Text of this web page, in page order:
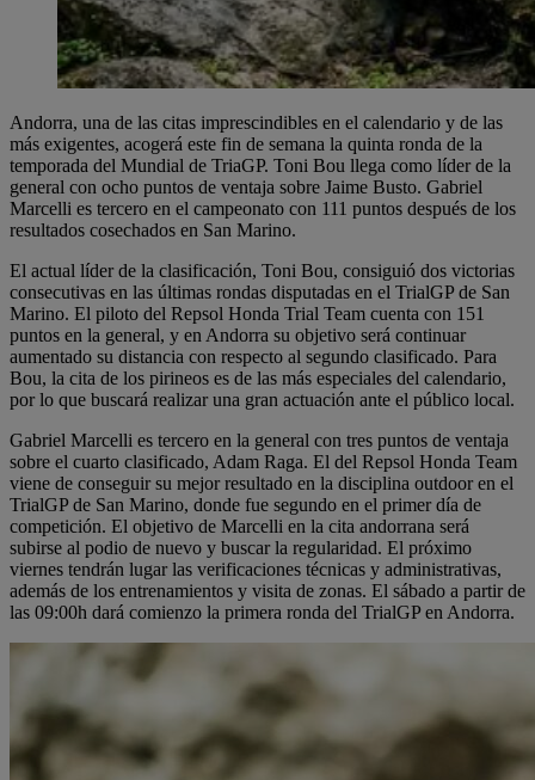
Andorra, una de las citas imprescindibles en el calendario y de las
más exigentes, acogerá este fin de semana la quinta ronda de la
temporada del Mundial de TriaGP. Toni Bou llega como líder de la
general con ocho puntos de ventaja sobre Jaime Busto. Gabriel
Marcelli es tercero en el campeonato con 111 puntos después de los
resultados cosechados en San Marino.
El actual líder de la clasificación, Toni Bou, consiguió dos victorias
consecutivas en las últimas rondas disputadas en el TrialGP de San
Marino. El piloto del Repsol Honda Trial Team cuenta con 151
puntos en la general, y en Andorra su objetivo será continuar
aumentado su distancia con respecto al segundo clasificado. Para
Bou, la cita de los pirineos es de las más especiales del calendario,
por lo que buscará realizar una gran actuación ante el público local.
Gabriel Marcelli es tercero en la general con tres puntos de ventaja
sobre el cuarto clasificado, Adam Raga. El del Repsol Honda Team
viene de conseguir su mejor resultado en la disciplina outdoor en el
TrialGP de San Marino, donde fue segundo en el primer día de
competición. El objetivo de Marcelli en la cita andorrana será
subirse al podio de nuevo y buscar la regularidad. El próximo
viernes tendrán lugar las verificaciones técnicas y administrativas,
además de los entrenamientos y visita de zonas. El sábado a partir de
las 09:00h dará comienzo la primera ronda del TrialGP en Andorra.